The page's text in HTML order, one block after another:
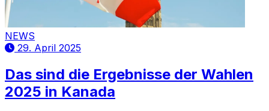
NEWS
29. April 2025
Das sind die Ergebnisse der Wahlen
2025 in Kanada